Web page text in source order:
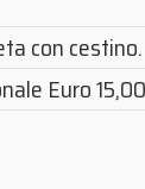
con cestino.
Euro